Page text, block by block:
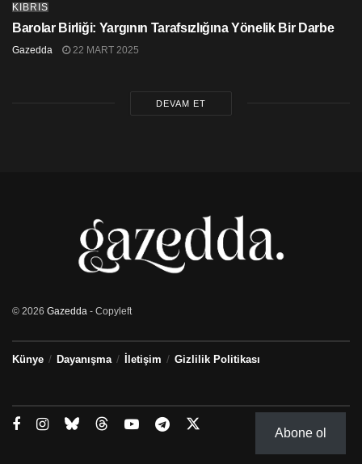
KIBRIS
Barolar Birliği: Yargının Tarafsızlığına Yönelik Bir Darbe
Gazedda 22 MART 2025
DEVAM ET
© 2026 Gazedda - Copyleft
Künye Dayanışma İletişim Gizlilik Politikası
Abone ol